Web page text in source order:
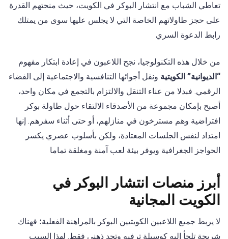
تعاطي الشباب مع انتشار البوكر في الكويت، حيث منحتهم القدرة
على حجز طاولاتهم الخاصة التي لا يجلس عليها سوى من يمتلك
رابط الدعوة السري
من خلال هذه التكنولوجيا، نجح اللاعبون في إعادة ابتكار مفهوم
“الديوانية” الكويتية ونقل أجوائها التنافسية والاجتماعية إلى الفضاء
الرقمي. فبدلا من عناء التنقل والالتزام بالتجمع في مكان واحد،
أصبح بإمكان مجموعة من الأصدقاء الالتقاء حول طاولة بوكر
افتراضية وهم مسترخون في منازلهم، أو حتى أثناء سفرهم. إنها
امتداد لنفس الجلسات المعتادة، ولكن بأسلوب عصري يكسر
الحواجز الجغرافية ويوفر بيئة لعب آمنة ومغلقة تماما
أبرز منصات انتشار البوكر في
الكويت المجانية
لا يربط جميع اللاعبين الكويتيين البوكر بالمراهنة الفعلية؛ فهناك
شريحة تلجأ إليه كوسيلة ترفيه وتحد ذهني فقط. لهذا السبب